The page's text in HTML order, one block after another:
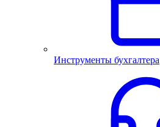
Инструменты бухгалтера